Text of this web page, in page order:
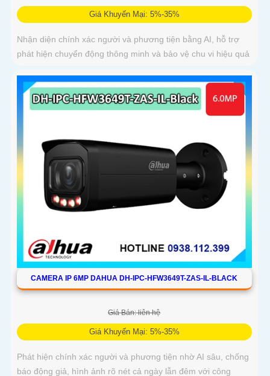
Giá Khuyến Mại: 5%-35%
Nhận diện chính xác người và phương tiện bằng AI, hỗ trợ
phát hiện chuyển động thông minh và bảo vệ chu vi hiệu quả
CAMERA IP 6MP DAHUA DH-IPC-HFW3649T-ZAS-IL-BLACK
Giá Bán: liên hệ
Giá Khuyến Mại: 5%-35%
Phát hiện chính xác người và phương tiện nhờ AI sâu, chống
báo động giả, hình ảnh rõ nét cả ngày lẫn đêm với công